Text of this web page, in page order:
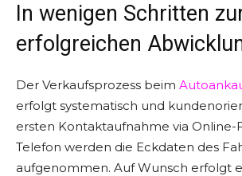
In wenigen Schritten
erfolgreichen
Der Verkaufsprozess beim
erfolgt systematisch und
ersten Kontaktaufnahme via
Telefon werden die Eckdaten des
aufgenommen. Auf Wunsch erfolgt